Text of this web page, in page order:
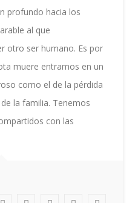
Mascota
profundo hacia los
al que
otro ser humano. Es por
muere entramos en un
como el de la pérdida
la familia. Tenemos
con las